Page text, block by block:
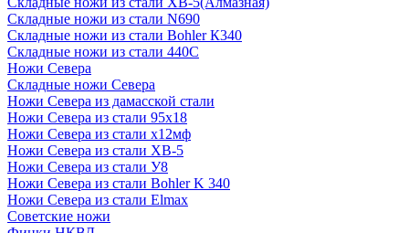
Складные ножи из стали N690
Складные ножи из стали Bohler К340
Складные ножи из стали 440С
Ножи Севера
Складные ножи Севера
Ножи Севера из дамасской стали
Ножи Севера из стали 95х18
Ножи Севера из стали х12мф
Ножи Севера из стали ХВ-5
Ножи Севера из стали У8
Ножи Севера из стали Bohler K 340
Ножи Севера из стали Elmax
Советские ножи